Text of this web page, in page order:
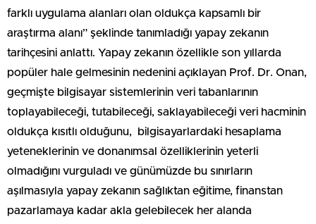
farklı uygulama alanları olan oldukça kapsamlı bir
araştırma alanı” şeklinde tanımladığı yapay zekanın
tarihçesini anlattı. Yapay zekanın özellikle son yıllarda
popüler hale gelmesinin nedenini açıklayan Prof. Dr. Onan,
geçmişte bilgisayar sistemlerinin veri tabanlarının
toplayabileceği, tutabileceği, saklayabileceği veri hacminin
oldukça kısıtlı olduğunu, bilgisayarlardaki hesaplama
yeteneklerinin ve donanımsal özelliklerinin yeterli
olmadığını vurguladı ve günümüzde bu sınırların
aşılmasıyla yapay zekanın sağlıktan eğitime, finanstan
pazarlamaya kadar akla gelebilecek her alanda